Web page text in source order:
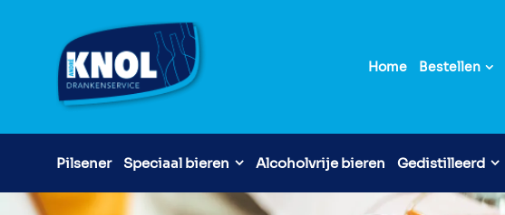
Home Bestellen
Pilsener Speciaal bieren Alcoholvrije bieren Gedistilleerd